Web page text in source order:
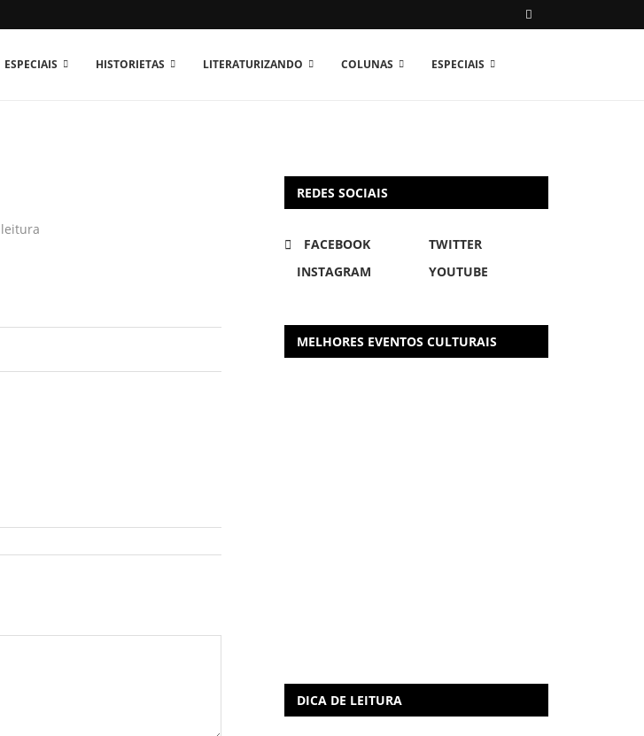
ESPECIAIS HISTORIETAS LITERATURIZANDO COLUNAS ESPECIAIS
REDES SOCIAIS
FACEBOOK
TWITTER
INSTAGRAM
YOUTUBE
MELHORES EVENTOS CULTURAIS
DICA DE LEITURA